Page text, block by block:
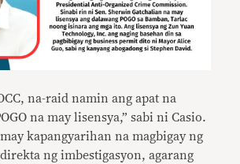
na-raid namin ang apat na
na may lisensya,” sabi ni Casio.
may kapangyarihan na magbigay ng
ng imbestigasyon, agarang